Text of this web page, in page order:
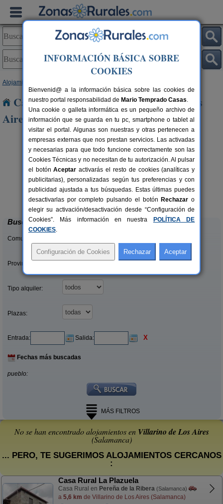
Alojamientos
Casas Rurales cerca de Villarino de Los
Aires
8+2 pers.
desde28 €
Casa Cendal
Navacarros (Salamanca)
Buscar
Comunidades:
Provincias/Islas:
Tipo alquiler:
Plazas:
Entrada: Salida: X
Fechas más buscadas
pueblo:
MÁS FILTROS
No se han encontrado alojamientos en Villarino de Los Aires
(Salamanca)
... PERO, TE SUGERIMOS ALOJAMIENTOS CERCANOS
:
Casa Rural La Plazuela
Casa Rural en Pereña de la Ribera (Salamanca)
a 5,6 km de Villarino de Los Aires (Salamanca)
INFORMACIÓN BÁSICA SOBRE
COOKIES
Bienvenid@ a la información básica sobre las cookies de
nuestro portal responsabilidad de Mario Temprado Casas.
Una cookie o galleta informática es un pequeño archivo de
información que se guarda en tu pc, smartphone o tablet al
visitar el portal. Algunas son nuestras y otras pertenecen a
empresas externas que nos prestan servicios. Las activadas
y necesarias para que todo funcione correctamente son las
Cookies Técnicas y no necesitan de tu autorización. Al pulsar
el botónAceptar activarás el resto de cookies (analíticas y
publicitarias), personalizadas según tus preferencias y con
publicidad ajustada a tus búsquedas. Estas últimas puedes
desactivarlas por completo pulsando el botón Rechazar o
elegir su activación/desactivación desde “Configuración de
Cookies”. Más información en nuestra
POLÍTICA DE
COOKIES.